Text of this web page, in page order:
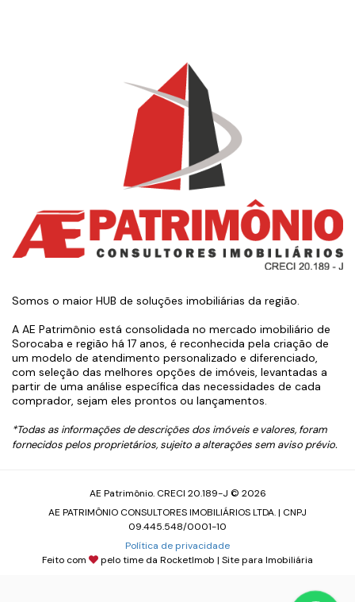
Somos o maior HUB de soluções imobiliárias da região.
A AE Patrimônio está consolidada no mercado imobiliário de
Sorocaba e região há 17 anos, é reconhecida pela criação de
um modelo de atendimento personalizado e diferenciado,
com seleção das melhores opções de imóveis, levantadas a
partir de uma análise específica das necessidades de cada
comprador, sejam eles prontos ou lançamentos.
*Todas as informações de descrições dos imóveis e valores, foram
fornecidos pelos proprietários, sujeito a alterações sem aviso prévio.
AE Patrimônio. CRECI 20.189-J © 2026
AE PATRIMÔNIO CONSULTORES IMOBILIÁRIOS LTDA. | CNPJ
09.445.548/0001-10
Política de privacidade
Feito com
pelo time da RocketImob | Site para Imobiliária